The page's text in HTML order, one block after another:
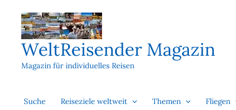
springen
WeltReisender Magazin
Magazin für individuelles Reisen
Suche Reiseziele weltweit Themen Fliegen